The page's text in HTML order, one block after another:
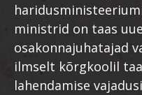
ministrid on taas
osakonnajuhatajad
ilmselt kõrgkoolil
lahendamise